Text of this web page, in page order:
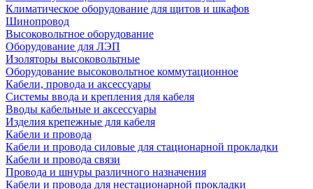
Климатическое оборудование для щитов и шкафов
Шинопровод
Высоковольтное оборудование
Оборудование для ЛЭП
Изоляторы высоковольтные
Оборудование высоковольтное коммутационное
Кабели, провода и аксессуары
Системы ввода и крепления для кабеля
Вводы кабельные и аксессуары
Изделия крепежные для кабеля
Кабели и провода
Кабели и провода силовые для стационарной прокладки
Кабели и провода связи
Провода и шнуры различного назначения
Кабели и провода для нестационарной прокладки